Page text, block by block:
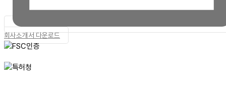
회사소개서 다운로드